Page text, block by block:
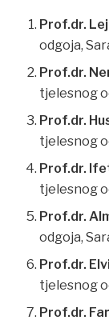
Prof.dr.
odgoja,
Prof.dr.
tjelesnog
Prof.dr.
tjelesnog
Prof.dr.
tjelesnog
Prof.dr.
odgoja,
Prof.dr.
tjelesnog
Prof.dr.